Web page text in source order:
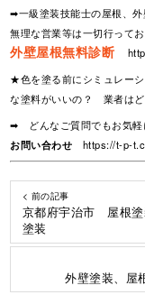
➡一級塗装技能士の屋根、外
無理な営業等は一切行ってお
外壁屋根無料診断
★色を塗る前にシミュレー
な塗料がいいの？ 業者はど
➡ どんなご質問でもお気軽
お問い合わせ
https://t-p-
< 前の記事
京都府宇治市 屋根
塗装
外壁塗装、屋